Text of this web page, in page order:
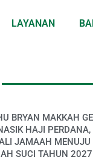
LAYANAN
BRYAN MAKKAH
HAJI PERDANA,
JAMAAH MENUJU
SUCI TAHUN 2027